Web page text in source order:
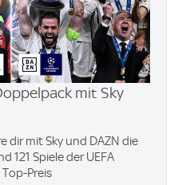
mit Sky
dir mit Sky und DAZN die
121 Spiele der UEFA
Preis